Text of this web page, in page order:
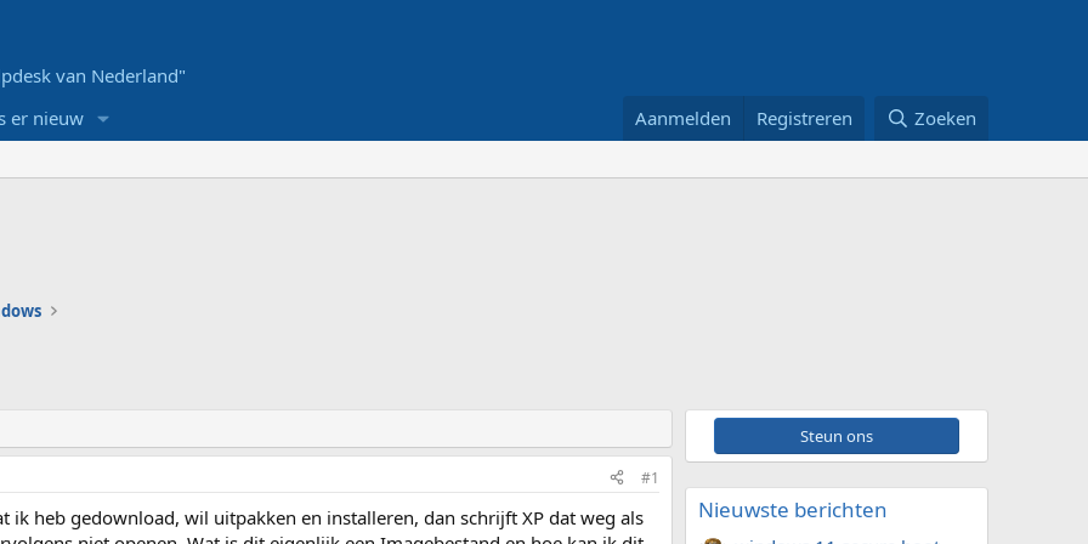
van Nederland"
er nieuw Aanmelden Registreren Zoeken
#1
ik heb gedownload, wil uitpakken en installeren, dan schrijft XP dat weg als
Steun ons
Nieuwste berichten